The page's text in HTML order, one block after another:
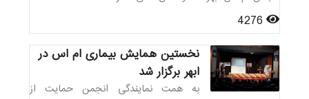
نخستین همایش بیماری ام اس در
ابهر برگزار شد
به همت نمایندگی انجمن حمایت از